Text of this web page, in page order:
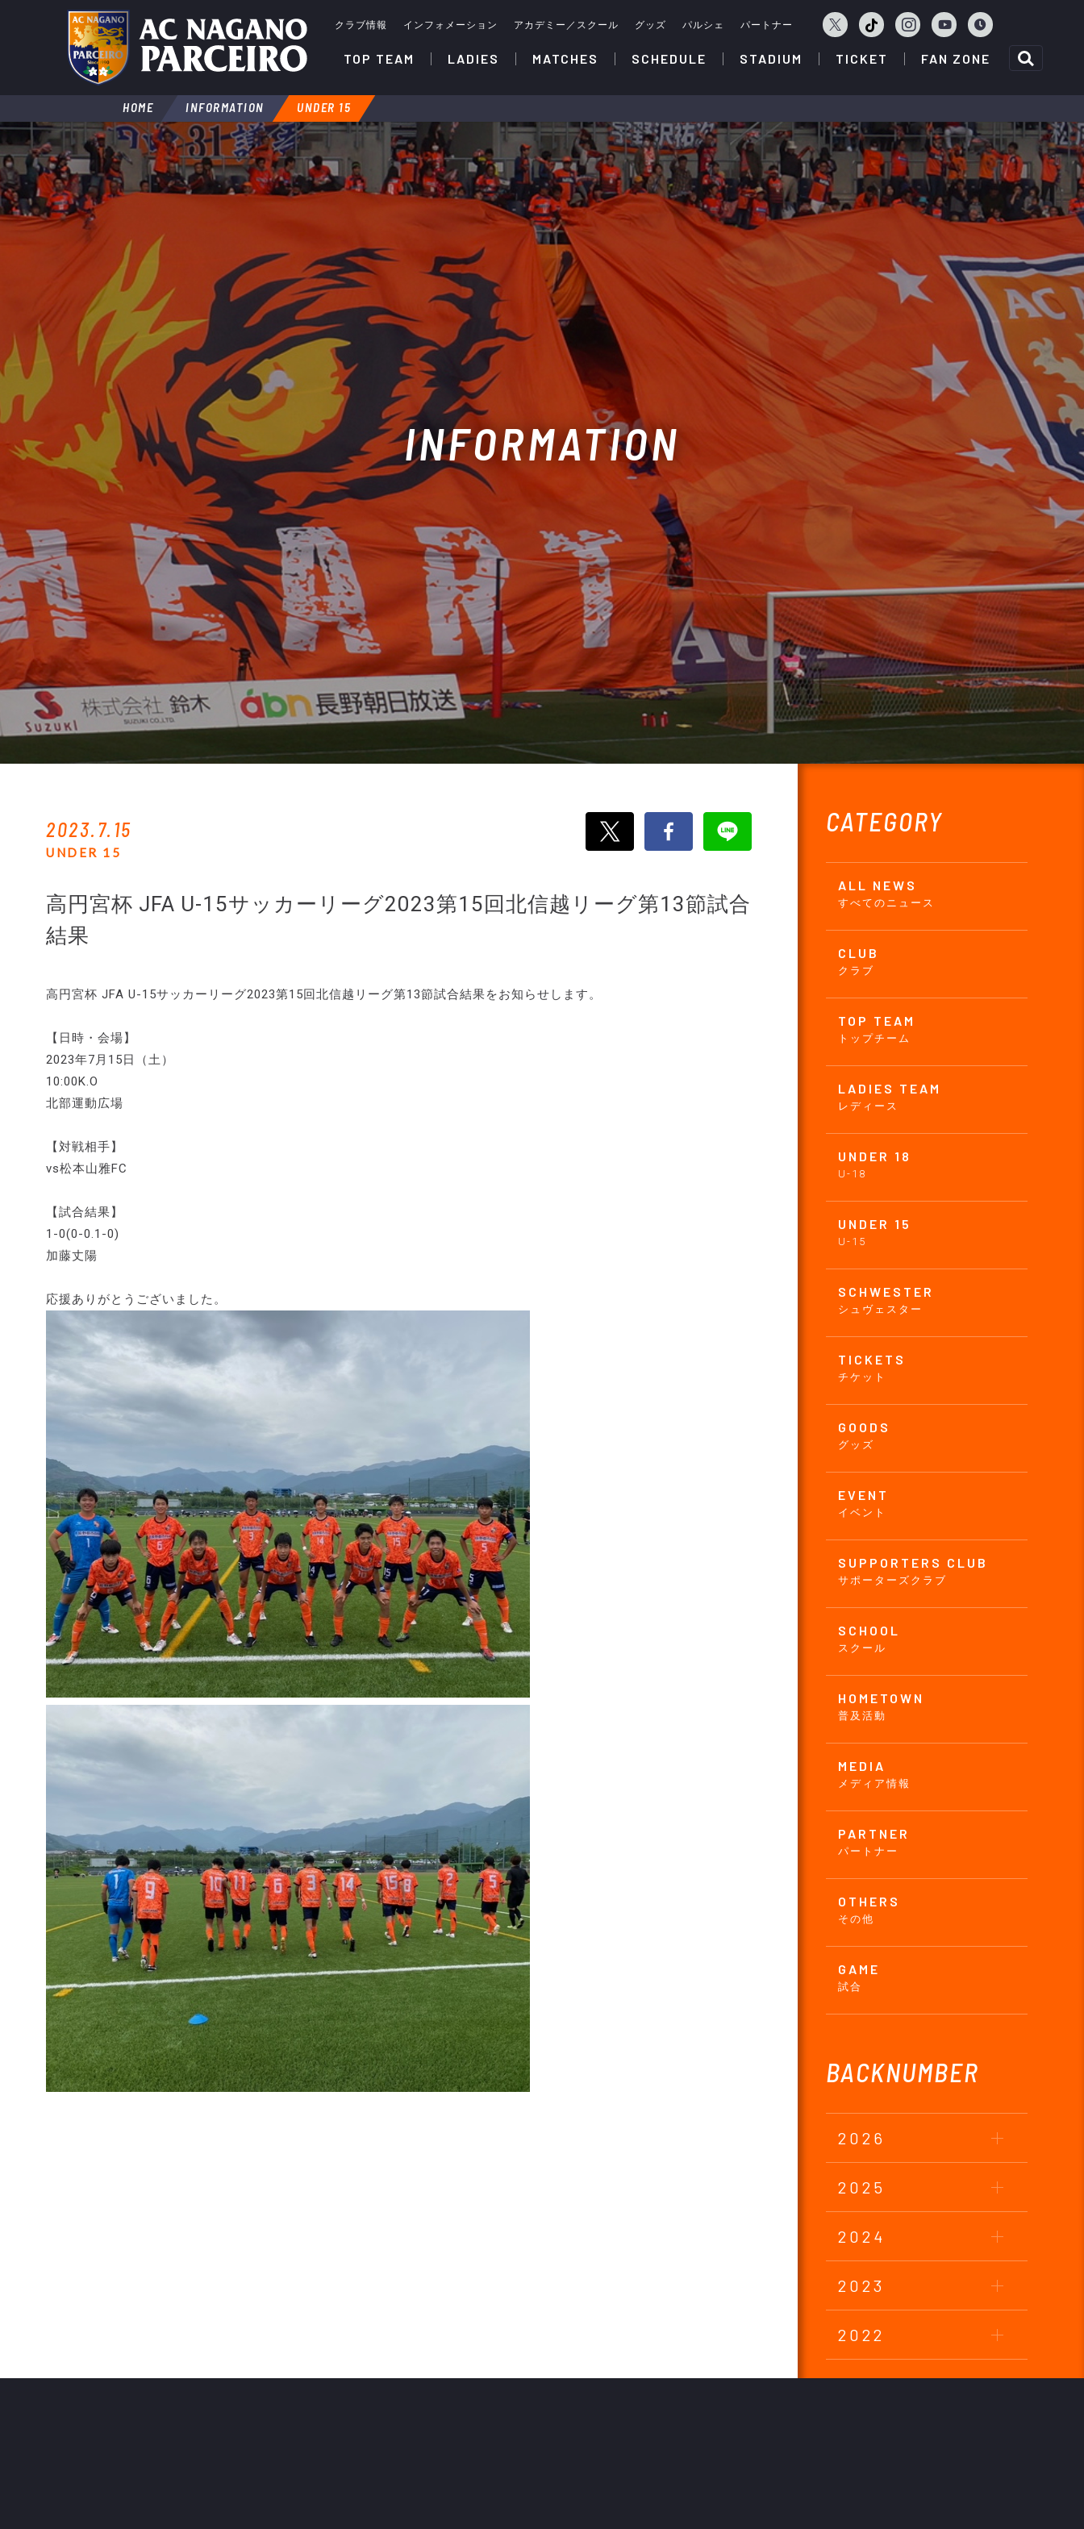
クラブ情報 インフォメーション アカデミー／スクール グッズ パルシェ パートナー
TOP TEAM LADIES MATCHES SCHEDULE STADIUM TICKET FAN ZONE
HOME INFORMATION UNDER 15
INFORMATION
CATEGORY
ALL NEWS
すべてのニュース
CLUB
クラブ
TOP TEAM
トップチーム
LADIES TEAM
レディース
UNDER 18
U-18
UNDER 15
U-15
SCHWESTER
シュヴェスター
TICKETS
チケット
GOODS
グッズ
EVENT
イベント
SUPPORTERS CLUB
サポーターズクラブ
SCHOOL
スクール
HOMETOWN
普及活動
MEDIA
メディア情報
PARTNER
パートナー
OTHERS
その他
GAME
試合
BACKNUMBER
2026
2025
2024
2023
2022
2021
2023.7.15
UNDER 15
高円宮杯 JFA U-15サッカーリーグ2023第15回北信越リーグ第13節試合
結果
高円宮杯 JFA U-15サッカーリーグ2023第15回北信越リーグ第13節試合結果をお知らせします。
【日時・会場】
2023年7月15日（土）
10:00K.O
北部運動広場
【対戦相手】
vs松本山雅FC
【試合結果】
1-0(0-0.1-0)
加藤丈陽
応援ありがとうございました。